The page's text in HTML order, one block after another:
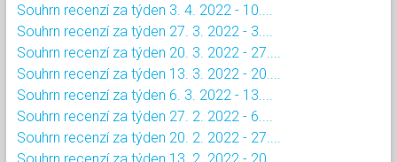
Souhrn recenzí za týden 3. 4. 2022 - 10....
Souhrn recenzí za týden 27. 3. 2022 - 3....
Souhrn recenzí za týden 20. 3. 2022 - 27....
Souhrn recenzí za týden 13. 3. 2022 - 20....
Souhrn recenzí za týden 6. 3. 2022 - 13....
Souhrn recenzí za týden 27. 2. 2022 - 6....
Souhrn recenzí za týden 20. 2. 2022 - 27....
Souhrn recenzí za týden 13. 2. 2022 - 20....